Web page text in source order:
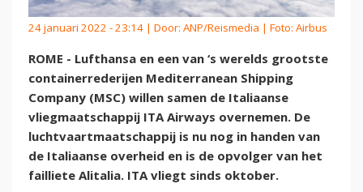
24 januari 2022 - 23:14 | Door: ANP/Reismedia | Foto: Airbus
ROME - Lufthansa en een van ‘s werelds grootste
containerrederijen Mediterranean Shipping
Company (MSC) willen samen de Italiaanse
vliegmaatschappij ITA Airways overnemen. De
luchtvaartmaatschappij is nu nog in handen van
de Italiaanse overheid en is de opvolger van het
failliete Alitalia. ITA vliegt sinds oktober.